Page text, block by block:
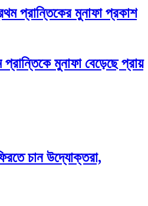
প্রান্তিকের মুনাফা প্রকাশ
প্রান্তিকে মুনাফা বেড়েছে প্রায়
চান উদ্যোক্তরা,